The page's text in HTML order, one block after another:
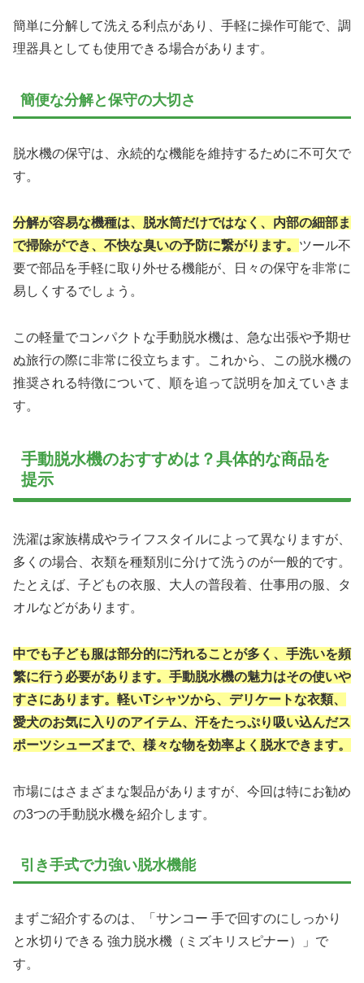
簡単に分解して洗える利点があり、手軽に操作可能で、調
理器具としても使用できる場合があります。
簡便な分解と保守の大切さ
脱水機の保守は、永続的な機能を維持するために不可欠で
す。
分解が容易な機種は、脱水筒だけではなく、内部の細部ま
で掃除ができ、不快な臭いの予防に繋がります。 ツール不
要で部品を手軽に取り外せる機能が、日々の保守を非常に
易しくするでしょう。
この軽量でコンパクトな手動脱水機は、急な出張や予期せ
ぬ旅行の際に非常に役立ちます。これから、この脱水機の
推奨される特徴について、順を追って説明を加えていきま
す。
手動脱水機のおすすめは？具体的な商品を
提示
洗濯は家族構成やライフスタイルによって異なりますが、
多くの場合、衣類を種類別に分けて洗うのが一般的です。
たとえば、子どもの衣服、大人の普段着、仕事用の服、タ
オルなどがあります。
中でも子ども服は部分的に汚れることが多く、手洗いを頻
繁に行う必要があります。手動脱水機の魅力はその使いや
すさにあります。軽いTシャツから、デリケートな衣類、
愛犬のお気に入りのアイテム、汗をたっぷり吸い込んだス
ポーツシューズまで、様々な物を効率よく脱水できます。
市場にはさまざまな製品がありますが、今回は特にお勧め
の3つの手動脱水機を紹介します。
引き手式で力強い脱水機能
まずご紹介するのは、「サンコー 手で回すのにしっかり
と水切りできる 強力脱水機（ミズキリスピナー）」で
す。